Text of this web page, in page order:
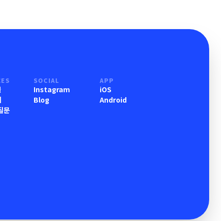
문
SOCIAL
Instagram
Blog
APP
iOS
Android